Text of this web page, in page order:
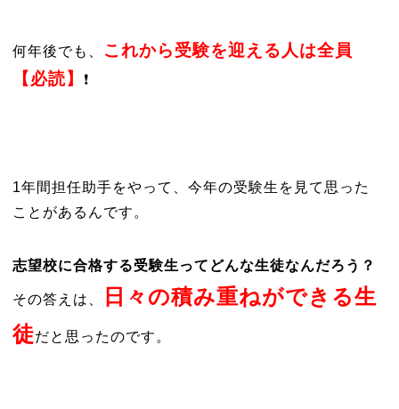
何年後でも、
これから受験を迎える人は全員
【必読】
❗️
1年間担任助手をやって、今年の受験生を見て思った
ことがあるんです。
志望校に合格する受験生ってどんな生徒なんだろう？
その答えは、
日々の積み重ねができる生
徒だと思ったのです。